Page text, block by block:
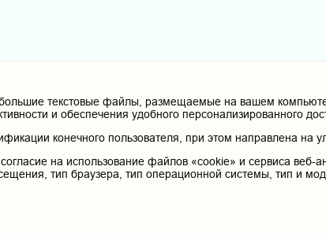
текстовые файлы, размещаемые на вашем
и обеспечения удобного персонализированного
конечного пользователя, при этом направлена на
на использование файлов «cookie» и сервиса веб-
тип браузера, тип операционной системы, тип и